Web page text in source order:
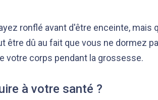
ronflé avant d'être enceinte, mais
être dû au fait que vous ne dormez
votre corps pendant la grossesse.
à votre santé ?